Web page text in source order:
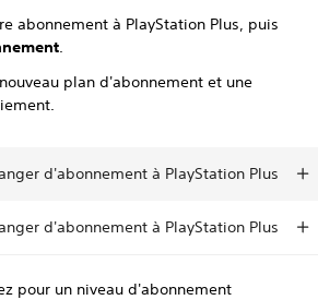
abonnement à PlayStation Plus, puis
.
plan d'abonnement et une
d'abonnement à PlayStation Plus
d'abonnement à PlayStation Plus
pour un niveau d'abonnement